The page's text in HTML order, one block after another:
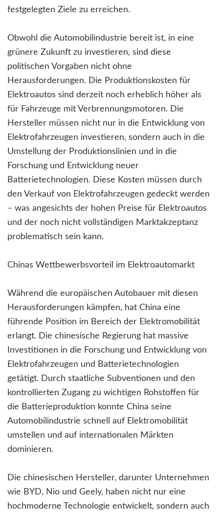
festgelegten Ziele zu erreichen.
Obwohl die Automobilindustrie bereit ist, in eine
grünere Zukunft zu investieren, sind diese
politischen Vorgaben nicht ohne
Herausforderungen. Die Produktionskosten für
Elektroautos sind derzeit noch erheblich höher als
für Fahrzeuge mit Verbrennungsmotoren. Die
Hersteller müssen nicht nur in die Entwicklung von
Elektrofahrzeugen investieren, sondern auch in die
Umstellung der Produktionslinien und in die
Forschung und Entwicklung neuer
Batterietechnologien. Diese Kosten müssen durch
den Verkauf von Elektrofahrzeugen gedeckt werden
– was angesichts der hohen Preise für Elektroautos
und der noch nicht vollständigen Marktakzeptanz
problematisch sein kann.
Chinas Wettbewerbsvorteil im Elektroautomarkt
Während die europäischen Autobauer mit diesen
Herausforderungen kämpfen, hat China eine
führende Position im Bereich der Elektromobilität
erlangt. Die chinesische Regierung hat massive
Investitionen in die Forschung und Entwicklung von
Elektrofahrzeugen und Batterietechnologien
getätigt. Durch staatliche Subventionen und den
kontrollierten Zugang zu wichtigen Rohstoffen für
die Batterieproduktion konnte China seine
Automobilindustrie schnell auf Elektromobilität
umstellen und auf internationalen Märkten
dominieren.
Die chinesischen Hersteller, darunter Unternehmen
wie BYD, Nio und Geely, haben nicht nur eine
hochmoderne Technologie entwickelt, sondern auch